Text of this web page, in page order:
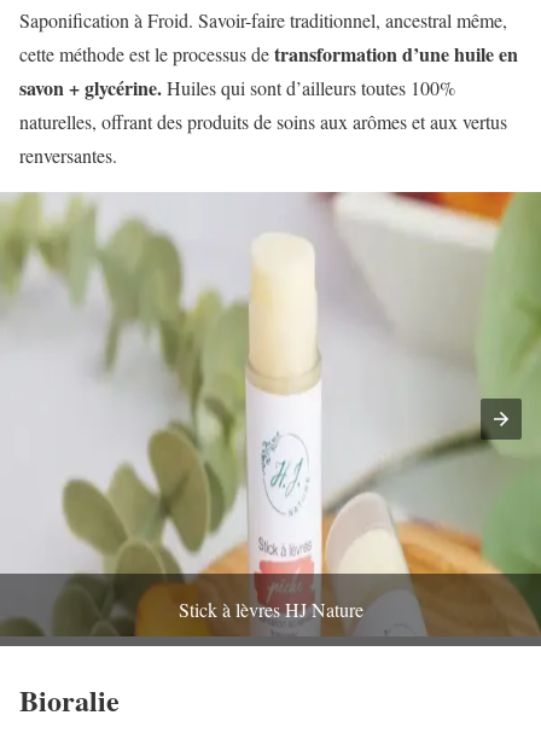
Saponification à Froid. Savoir-faire traditionnel, ancestral même,
cette méthode est le processus detransformation d’une huile en
savon + glycérine.Huiles qui sont d’ailleurs toutes 100%
naturelles, offrant des produits de soins aux arômes et aux vertus
renversantes.
Stick à lèvres HJ Nature
Bioralie